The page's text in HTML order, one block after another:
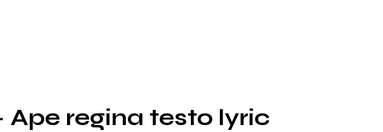
Ape regina testo lyric